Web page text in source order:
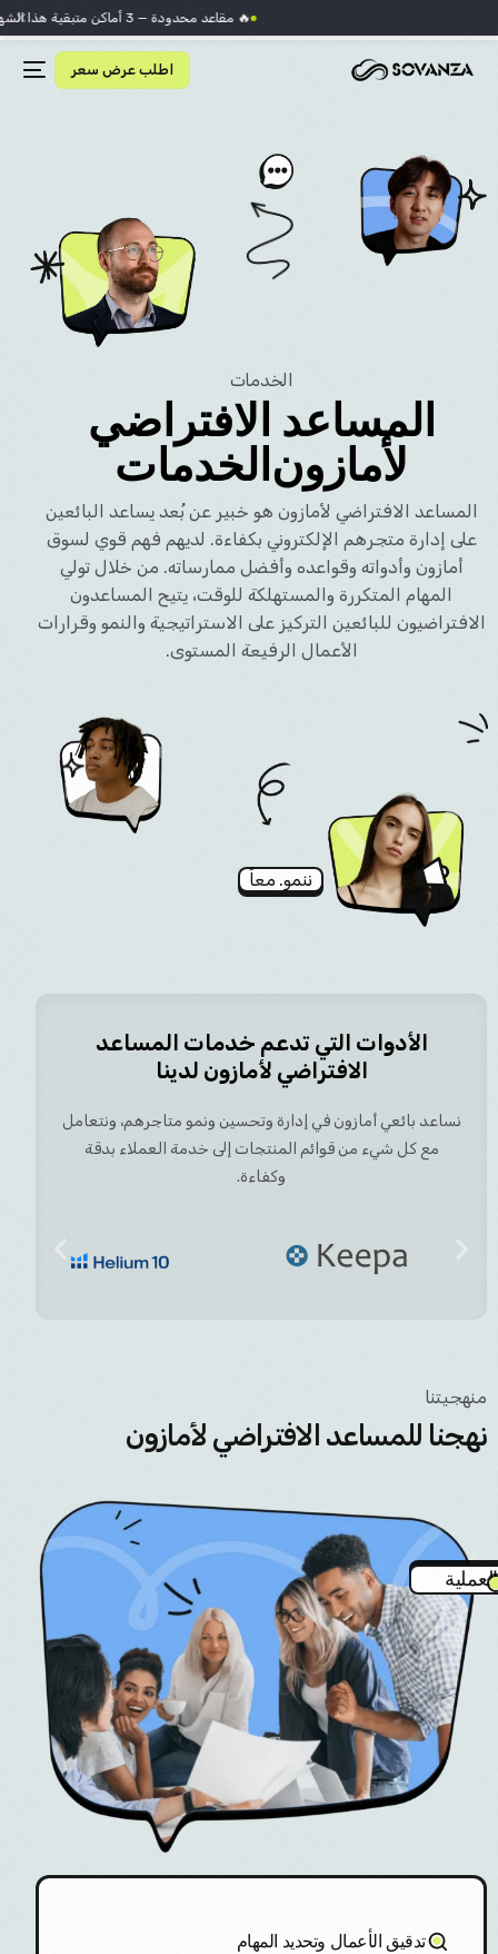
اطلب عرض سعر
الخدمات
المساعد الافتراضي
لأمازونالخدمات
المساعد الافتراضي لأمازون هو خبير عن بُعد يساعد البائعين
على إدارة متجرهم الإلكتروني بكفاءة. لديهم فهم قوي لسوق
أمازون وأدواته وقواعده وأفضل ممارساته. من خلال تولي
المهام المتكررة والمستهلكة للوقت، يتيح المساعدون
الافتراضيون للبائعين التركيز على الاستراتيجية والنمو وقرارات
الأعمال الرفيعة المستوى.
ننمو. معاً
الأدوات التي تدعم خدمات المساعد
الافتراضي لأمازون لدينا
نساعد بائعي أمازون في إدارة وتحسين ونمو متاجرهم، ونتعامل
مع كل شيء من قوائم المنتجات إلى خدمة العملاء بدقة
وكفاءة.
منهجيتنا
نهجنا للمساعد الافتراضي لأمازون
العملية
تدقيق الأعمال وتحديد المهام
× 🔥 مقاعد محدودة — 3 أماكن متبقية هذا الشهر